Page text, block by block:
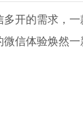
开的需求，一
信体验焕然一